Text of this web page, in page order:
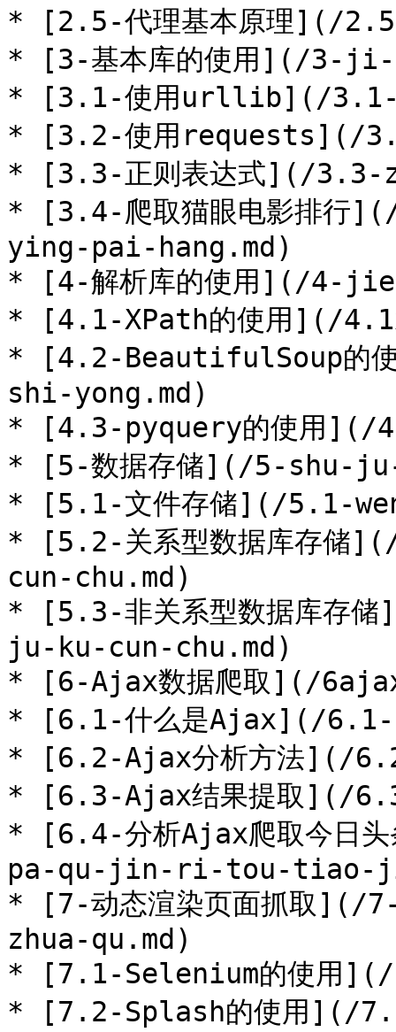
* [2.5-代理基本原理](/
* [3-基本库的使用](/3-
* [3.1-使用urllib](/
* [3.2-使用requests](/
* [3.3-正则表达式](/3.3-
* [3.4-爬取猫眼电影排行
ying-pai-hang.md)
* [4-解析库的使用](/4-
* [4.1-XPath的使用](/
* [4.2-BeautifulSoup的
shi-yong.md)
* [4.3-pyquery的使用](/
* [5-数据存储](/5-shu-
* [5.1-文件存储](/5.1-
* [5.2-关系型数据库存
cun-chu.md)
* [5.3-非关系型数据库
ju-ku-cun-chu.md)
* [6-Ajax数据爬取](/
* [6.1-什么是Ajax](/
* [6.2-Ajax分析方法](/
* [6.3-Ajax结果提取](/
* [6.4-分析Ajax爬取今日
pa-qu-jin-ri-tou-tiao-
* [7-动态渲染页面抓取
zhua-qu.md)
* [7.1-Selenium的使用
* [7.2-Splash的使用](/